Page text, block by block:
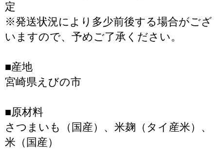
定
※発送状況により多少前後する場合がござ
いますので、予めご了承ください。
■産地
宮崎県えびの市
■原材料
さつまいも（国産）、米麹（タイ産米）、
米（国産）